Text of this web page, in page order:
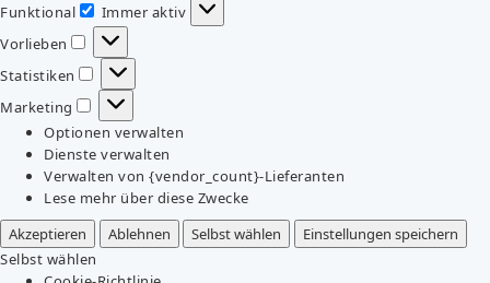
Funktional
Funktional
Immer aktiv
Vorlieben
Vorlieben
Statistiken
Statistiken
Marketing
Marketing
Optionen verwalten
Dienste verwalten
Verwalten von {vendor_count}-Lieferanten
Lese mehr über diese Zwecke
Akzeptieren
Ablehnen Selbst wählen
Einstellungen speichern
Selbst wählen